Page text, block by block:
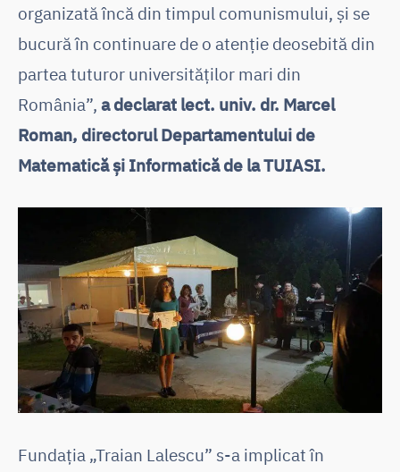
organizată încă din timpul comunismului, și se
bucură în continuare de o atenție deosebită din
partea tuturor universităților mari din
România”, a declarat lect. univ. dr. Marcel
Roman, directorul Departamentului de
Matematică și Informatică de la TUIASI.
Fundația „Traian Lalescu” s-a implicat în